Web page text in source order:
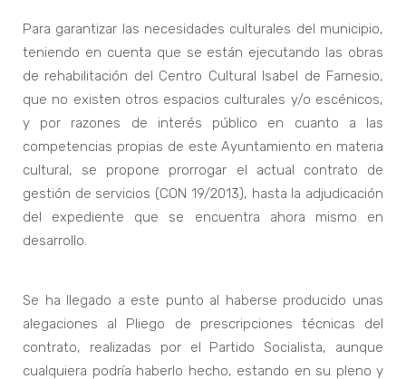
Para garantizar las necesidades culturales del municipio,
teniendo en cuenta que se están ejecutando las obras
de rehabilitación del Centro Cultural Isabel de Farnesio,
que no existen otros espacios culturales y/o escénicos,
y por razones de interés público en cuanto a las
competencias propias de este Ayuntamiento en materia
cultural, se propone prorrogar el actual contrato de
gestión de servicios (CON 19/2013), hasta la adjudicación
del expediente que se encuentra ahora mismo en
desarrollo.
Se ha llegado a este punto al haberse producido unas
alegaciones al Pliego de prescripciones técnicas del
contrato, realizadas por el Partido Socialista, aunque
cualquiera podría haberlo hecho, estando en su pleno y